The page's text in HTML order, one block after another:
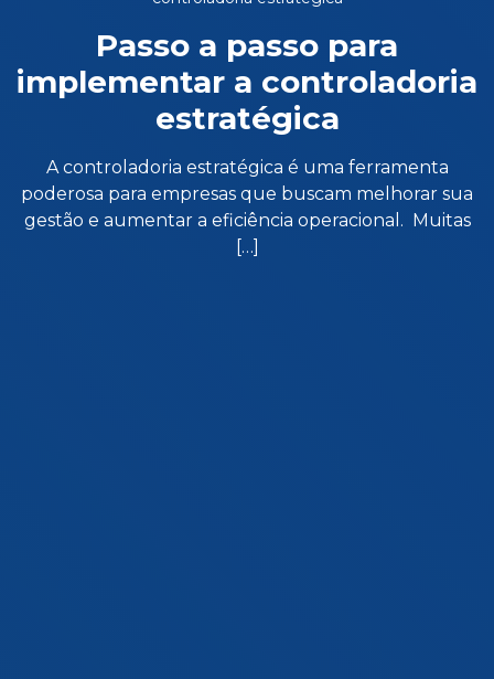
Passo a passo para
implementar a controladoria
estratégica
A controladoria estratégica é uma ferramenta
poderosa para empresas que buscam melhorar sua
gestão e aumentar a eficiência operacional. Muitas
[…]